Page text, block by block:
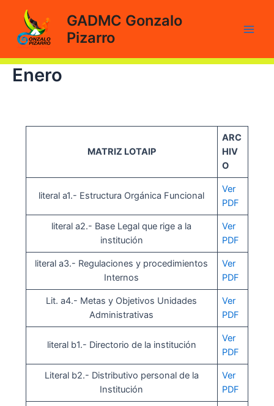
contenido
GADMC Gonzalo
Pizarro
Enero
MATRIZ LOTAIP
ARC
HIV
O
literal a1.- Estructura Orgánica Funcional
Ver
PDF
literal a2.- Base Legal que rige a la
institución
Ver
PDF
literal a3.- Regulaciones y procedimientos
Internos
Ver
PDF
Lit. a4.- Metas y Objetivos Unidades
Administrativas
Ver
PDF
literal b1.- Directorio de la institución
Ver
PDF
Literal b2.- Distributivo personal de la
Institución
Ver
PDF